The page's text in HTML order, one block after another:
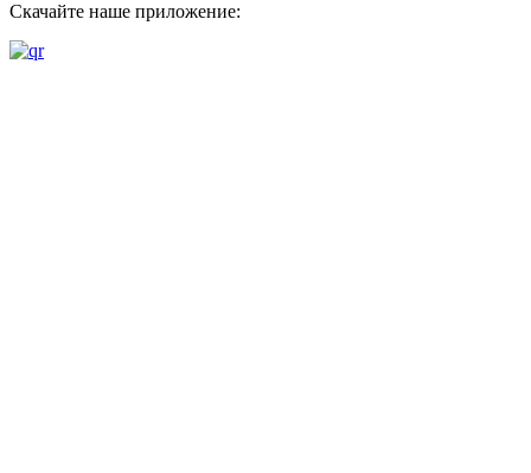
Скачайте наше приложение: